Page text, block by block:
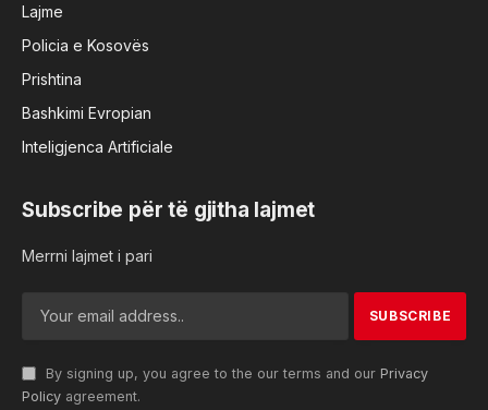
Lajme
Policia e Kosovës
Prishtina
Bashkimi Evropian
Inteligjenca Artificiale
Subscribe për të gjitha lajmet
Merrni lajmet i pari
By signing up, you agree to the our terms and our Privacy
Policy agreement.